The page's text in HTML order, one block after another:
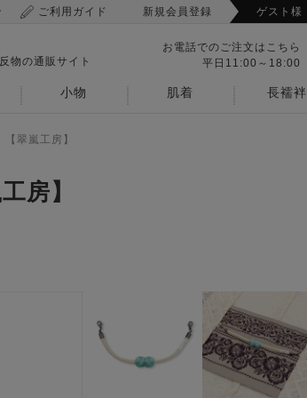
ご利用ガイド 新規会員登録 ゲスト様
物の通販サイト
お電話でのご注文はこちら
平日11:00～18:00
小物 肌着
長襦袢
翠嵐工房】
房】